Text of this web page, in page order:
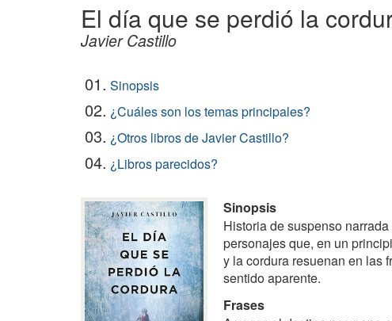
El día que se perdió la
Javier Castillo
01. Sinopsis
02. ¿Cuáles son los temas principales?
03. ¿Otros libros de Javier Castillo?
04. ¿Libros parecidos?
Sinopsis
Historia de suspenso
personajes que, en un
y la cordura resuenan en las
sentido aparente.
Frases